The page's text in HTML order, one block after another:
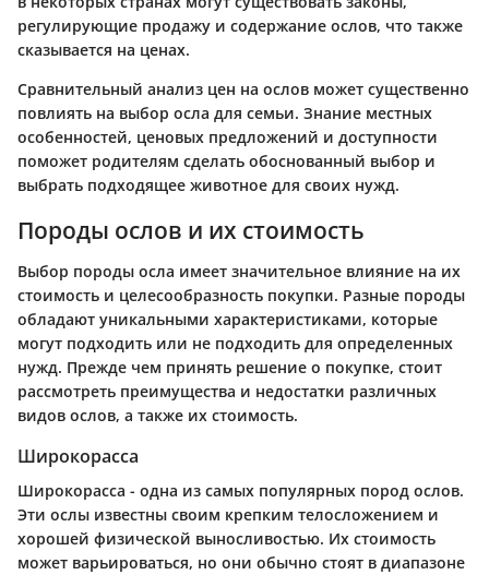
регулирующие продажу и содержание ослов, что также
сказывается на ценах.
Сравнительный анализ цен на ослов может существенно
повлиять на выбор осла для семьи. Знание местных
особенностей, ценовых предложений и доступности
поможет родителям сделать обоснованный выбор и
выбрать подходящее животное для своих нужд.
Породы ослов и их стоимость
Выбор породы осла имеет значительное влияние на их
стоимость и целесообразность покупки. Разные породы
обладают уникальными характеристиками, которые
могут подходить или не подходить для определенных
нужд. Прежде чем принять решение о покупке, стоит
рассмотреть преимущества и недостатки различных
видов ослов, а также их стоимость.
Широкорасса
Широкорасса - одна из самых популярных пород ослов.
Эти ослы известны своим крепким телосложением и
хорошей физической выносливостью. Их стоимость
может варьироваться, но они обычно стоят в диапазоне